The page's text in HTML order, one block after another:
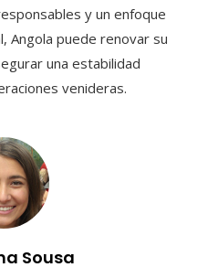
y un enfoque
Angola puede renovar su
una estabilidad
venideras.
Sousa